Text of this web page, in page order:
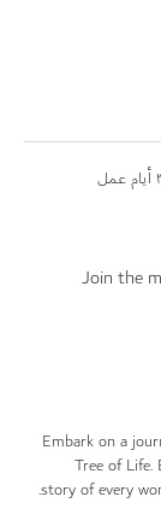
Join the
Embark on a
Tree of
story of every